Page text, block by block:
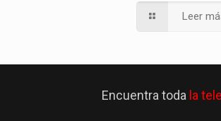
Leer
Encuentra toda la tele